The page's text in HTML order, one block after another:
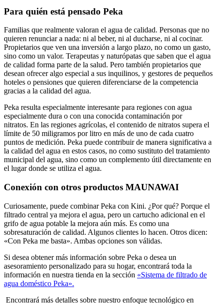
Para quién está pensado Peka
Familias que realmente valoran el agua de calidad. Personas que no
quieren renunciar a nada: ni al beber, ni al ducharse, ni al cocinar.
Propietarios que ven una inversión a largo plazo, no como un gasto,
sino como un valor. Terapeutas y naturópatas que saben que el agua
de calidad forma parte de la salud. Pero también propietarios que
desean ofrecer algo especial a sus inquilinos, y gestores de pequeños
hoteles o pensiones que quieren diferenciarse de la competencia
gracias a la calidad del agua.
Peka resulta especialmente interesante para regiones con agua
especialmente dura o con una conocida contaminación por
nitratos. En las regiones agrícolas, el contenido de nitratos supera el
límite de 50 miligramos por litro en más de uno de cada cuatro
puntos de medición. Peka puede contribuir de manera significativa a
la calidad del agua en estos casos, no como sustituto del tratamiento
municipal del agua, sino como un complemento útil directamente en
el lugar donde se utiliza el agua.
Conexión con otros productos MAUNAWAI
Curiosamente, puede combinar Peka con Kini. ¿Por qué? Porque el
filtrado central ya mejora el agua, pero un cartucho adicional en el
grifo de agua potable la mejora aún más. Es como una
sobresaturación de calidad. Algunos clientes lo hacen. Otros dicen:
«Con Peka me basta». Ambas opciones son válidas.
Si desea obtener más información sobre Peka o desea un
asesoramiento personalizado para su hogar, encontrará toda la
información en nuestra tienda en la sección «Sistema de filtrado de
agua doméstico Peka».
Encontrará más detalles sobre nuestro enfoque tecnológico en